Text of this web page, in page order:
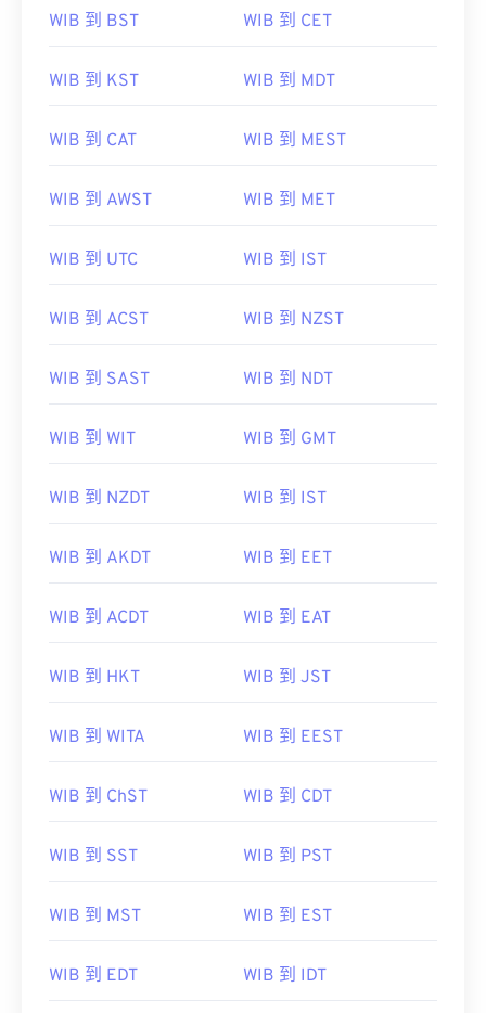
WIB 到 BST WIB 到 CET
WIB 到 KST WIB 到 MDT
WIB 到 CAT WIB 到 MEST
WIB 到 AWST WIB 到 MET
WIB 到 UTC WIB 到 IST
WIB 到 ACST WIB 到 NZST
WIB 到 SAST WIB 到 NDT
WIB 到 WIT WIB 到 GMT
WIB 到 NZDT WIB 到 IST
WIB 到 AKDT WIB 到 EET
WIB 到 ACDT WIB 到 EAT
WIB 到 HKT WIB 到 JST
WIB 到 WITA WIB 到 EEST
WIB 到 ChST WIB 到 CDT
WIB 到 SST WIB 到 PST
WIB 到 MST WIB 到 EST
WIB 到 EDT WIB 到 IDT